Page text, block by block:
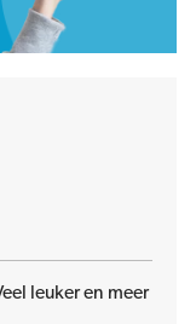
leuker en meer